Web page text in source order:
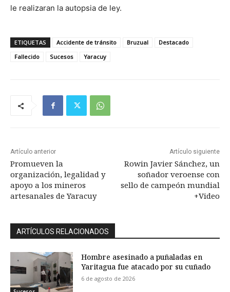
le realizaran la autopsia de ley.
ETIQUETAS Accidente de tránsito Bruzual
Destacado
Fallecido
Sucesos Yaracuy
Artículo anterior
Promueven la
organización, legalidad y
apoyo a los mineros
artesanales de Yaracuy
Artículo siguiente
Rowin Javier Sánchez, un
soñador veroense con
sello de campeón mundial
+Video
ARTÍCULOS RELACIONADOS
Hombre asesinado a puñaladas en
Yaritagua fue atacado por su cuñado
6 de agosto de 2026